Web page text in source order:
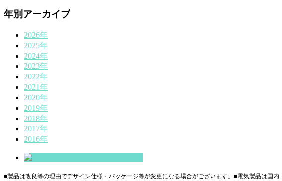
年別アーカイブ
2026年
2025年
2024年
2023年
2022年
2021年
2020年
2019年
2018年
2017年
2016年
■製品は改良等の理由でデザイン仕様・パッケージ等が変更になる場合がございます。■電気製品は国